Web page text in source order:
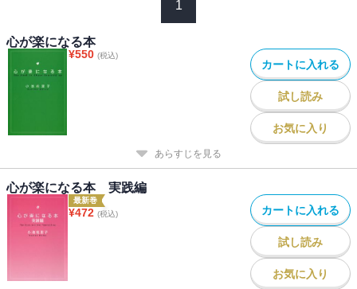
1
心が楽になる本
¥550 (税込)
カートに入れる
試し読み
お気に入り
あらすじを見る
心が楽になる本 実践編
最新巻
¥472 (税込) カートに入れる
試し読み
お気に入り